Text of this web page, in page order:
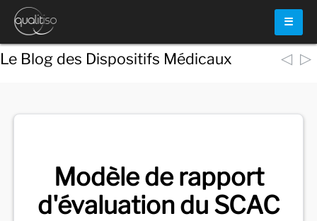
☰
Le Blog des Dispositifs Médicaux ◁ ▷
Modèle de rapport
d'évaluation du SCAC